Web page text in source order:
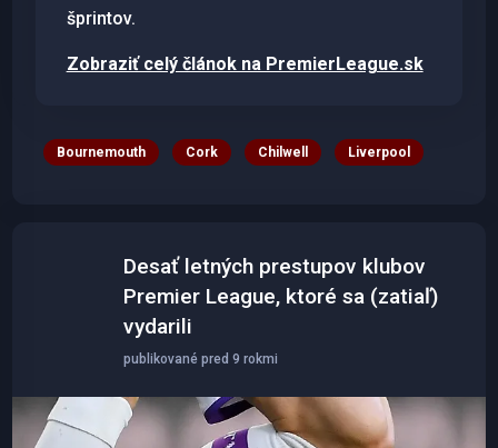
šprintov.
Zobraziť celý článok na PremierLeague.sk
Bournemouth Cork Chilwell Liverpool
Desať letných prestupov klubov
Premier League, ktoré sa (zatiaľ)
vydarili
publikované pred 9 rokmi